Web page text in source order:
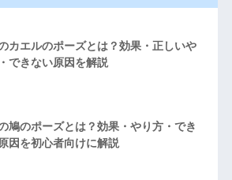
カエルのポーズとは？効果・正しいや
できない原因を解説
鳩のポーズとは？効果・やり方・でき
因を初心者向けに解説